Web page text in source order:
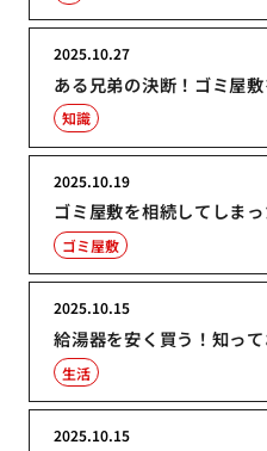
ある兄弟の決断！ゴミ屋
2025.10.27
知識
ゴミ屋敷を相続してしま
2025.10.19
ゴミ屋敷
給湯器を安く買う！知っ
2025.10.15
生活
2025.10.15